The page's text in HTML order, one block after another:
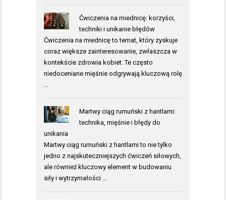
Ćwiczenia na miednicę: korzyści,
techniki i unikanie błędów
Ćwiczenia na miednicę to temat, który zyskuje
coraz większe zainteresowanie, zwłaszcza w
kontekście zdrowia kobiet. Te często
niedoceniane mięśnie odgrywają kluczową rolę
Martwy ciąg rumuński z hantlami:
technika, mięśnie i błędy do
unikania
Martwy ciąg rumuński z hantlami to nie tylko
jedno z najskuteczniejszych ćwiczeń siłowych,
ale również kluczowy element w budowaniu
siły i wytrzymałości …